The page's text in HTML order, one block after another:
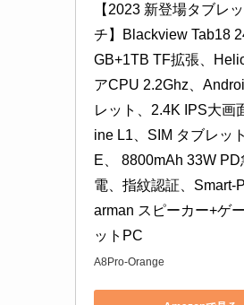
【2023 新登場タブレ
チ】Blackview Tab18
GB+1TB TF拡張、
アCPU 2.2Ghz、
レット、2.4K IPS大画
ine L1、SIM タブレッ
E、 8800mAh 33W PD
電、指紋認証、Smart-
arman スピーカー+ゲ
ットPC
A8Pro-Orange